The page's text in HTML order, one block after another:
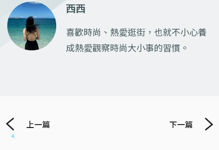
西西
喜歡時尚、熱愛逛街，也就不小心養
成熱愛觀察時尚大小事的習慣。
上一篇 下一篇